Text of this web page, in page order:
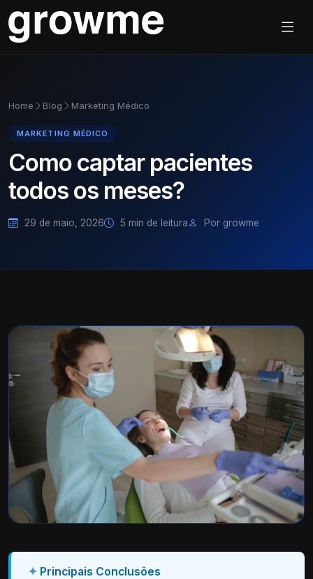
Home Blog Marketing Médico
MARKETING MÉDICO
Como captar pacientes
todos os meses?
29 de maio, 2026 5 min de leitura Por growme
Principais Conclusões